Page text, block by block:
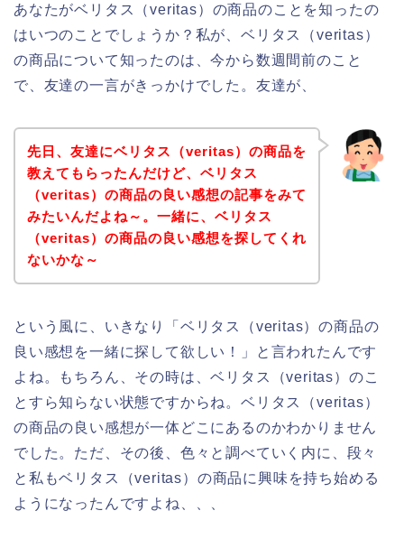
あなたがベリタス（veritas）の商品のことを知ったの
はいつのことでしょうか？私が、ベリタス（veritas）
の商品について知ったのは、今から数週間前のこと
で、友達の一言がきっかけでした。友達が、
先日、友達にベリタス（veritas）の商品を
教えてもらったんだけど、ベリタス
（veritas）の商品の良い感想の記事をみて
みたいんだよね～。一緒に、ベリタス
（veritas）の商品の良い感想を探してくれ
ないかな～
という風に、いきなり「ベリタス（veritas）の商品の
良い感想を一緒に探して欲しい！」と言われたんです
よね。もちろん、その時は、ベリタス（veritas）のこ
とすら知らない状態ですからね。ベリタス（veritas）
の商品の良い感想が一体どこにあるのかわかりません
でした。ただ、その後、色々と調べていく内に、段々
と私もベリタス（veritas）の商品に興味を持ち始める
ようになったんですよね、、、